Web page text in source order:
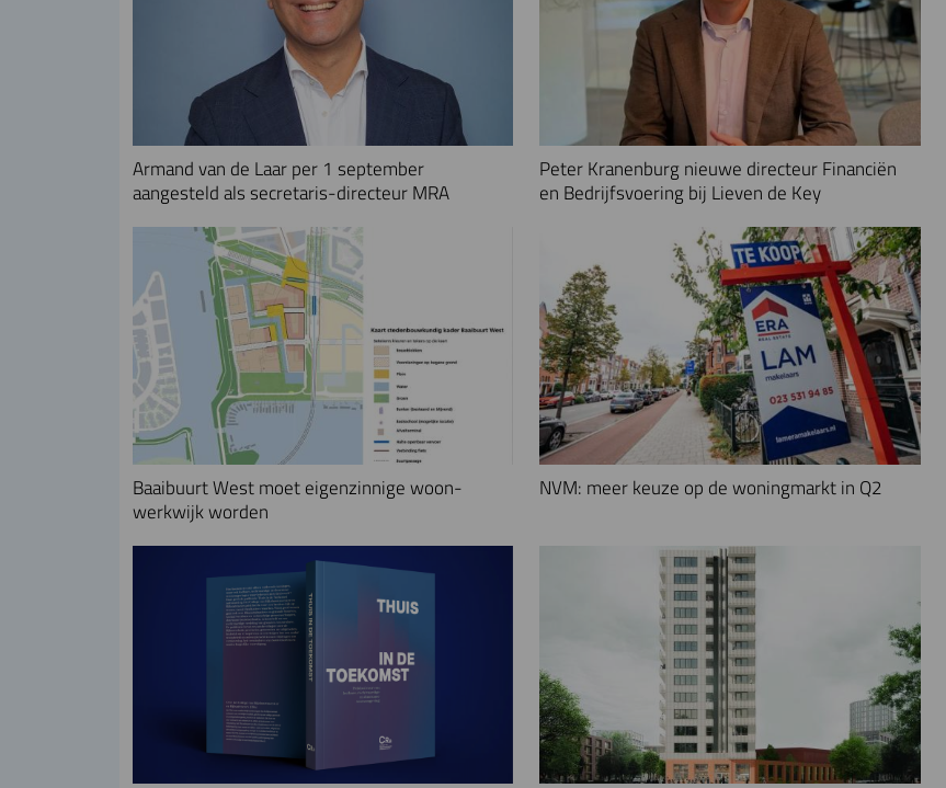
Armand van de Laar per 1 september
aangesteld als secretaris-directeur MRA
Peter Kranenburg nieuwe directeur Financiën
en Bedrijfsvoering bij Lieven de Key
Baaibuurt West moet eigenzinnige woon-
werkwijk worden
NVM: meer keuze op de woningmarkt in Q2